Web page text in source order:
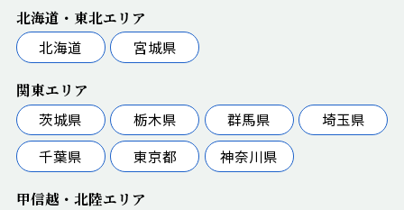
北海道・東北エリア
北海道
宮城県
関東エリア
茨城県
栃木県 群馬県
埼玉県
千葉県
東京都 神奈川県
甲信越・北陸エリア